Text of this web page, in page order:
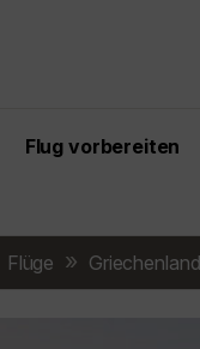
Flug vorbereiten
Flüge Griechenland